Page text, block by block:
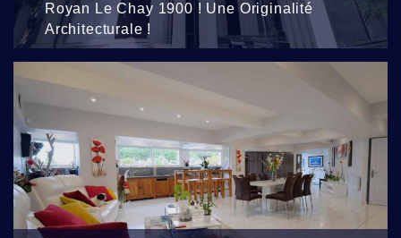
Royan Le Chay 1900 ! Une Originalité
Architecturale !